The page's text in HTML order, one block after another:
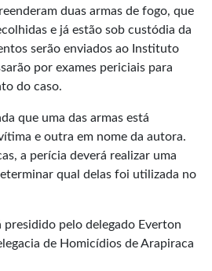
duas armas de fogo, que
e já estão sob custódia da
serão enviados ao Instituto
por exames periciais para
do caso.
que uma das armas está
e outra em nome da autora.
a perícia deverá realizar uma
qual delas foi utilizada no
pelo delegado Everton
de Homicídios de Arapiraca